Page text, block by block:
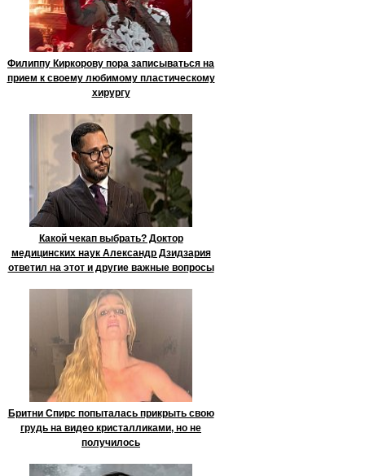
Филиппу Киркорову пора записываться на
прием к своему любимому пластическому
хирургу
Какой чекап выбрать? Доктор
медицинских наук Александр Дзидзария
ответил на этот и другие важные вопросы
Бритни Спирс попыталась прикрыть свою
грудь на видео кристалликами, но не
получилось